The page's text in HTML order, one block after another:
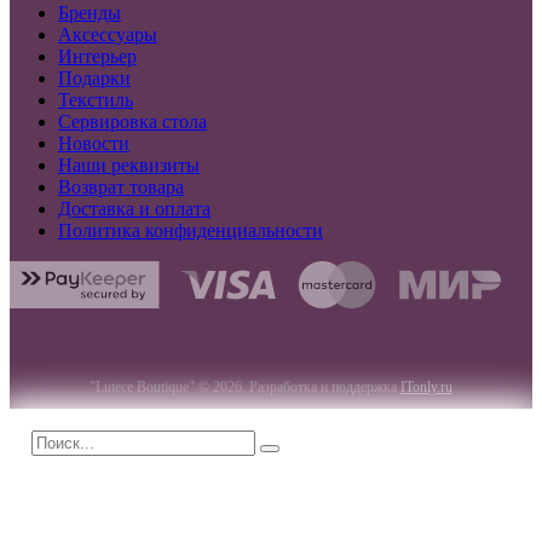
Бренды
Аксессуары
Интерьер
Подарки
Текстиль
Сервировка стола
Новости
Наши реквизиты
Возврат товара
Доставка и оплата
Политика конфиденциальности
"Lutece Boutique" © 2026. Разработка и поддержкаITonly.ru